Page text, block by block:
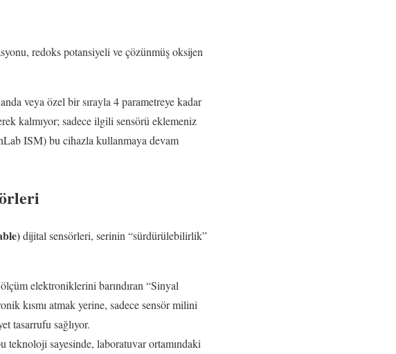
redoks potansiyeli ve çözünmüş oksijen
veya özel bir sırayla 4 parametreye kadar
kalmıyor; sadece ilgili sensörü eklemeniz
ISM) bu cihazla kullanmaya devam
dijital sensörleri, serinin “sürdürülebilirlik”
elektroniklerini barındıran “Sinyal
kısmı atmak yerine, sadece sensör milini
tasarrufu sağlıyor.
sayesinde, laboratuvar ortamındaki